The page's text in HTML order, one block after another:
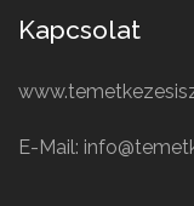
Kapcsolat
E-Mail: